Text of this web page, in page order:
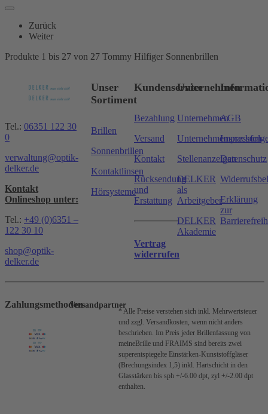
Zurück
Weiter
Produkte 1 bis 27 von 27 Tommy Hilfiger Sonnenbrillen
Tel.: 06351 122 30
0
verwaltung@optik-
delker.de
Kontakt
Onlineshop unter:
Tel.: +49 (0)6351 –
122 30 10
shop@optik-
delker.de
Unser
Sortiment
Brillen
Sonnenbrillen
Kontaktlinsen
Hörsysteme
Kundenservice
Bezahlung
Versand
Kontakt
Rücksendung
und
Erstattung
Vertrag
widerrufen
Unternehmen
Unternehmen
Stellenanzeigen
DELKER
als
Arbeitgeber
DELKER
Akademie
AGB
Impressum
Datenschutz
Erklärung
zur
ZahlungsmethodenVersandpartner
* Alle Preise verstehen sich inkl. Mehrwertsteuer
und zzgl. Versandkosten, wenn nicht anders
beschrieben. Im Preis jeder Brillenfassung von
meineBrille und FRAIMS sind bereits zwei
superentspiegelte Einstärken-Kunststoffgläser
(Brechungsindex 1,5) inkl. Hartschicht in den
Glasstärken bis sph +/-6.00 dpt, zyl +/-2.00 dpt
enthalten.